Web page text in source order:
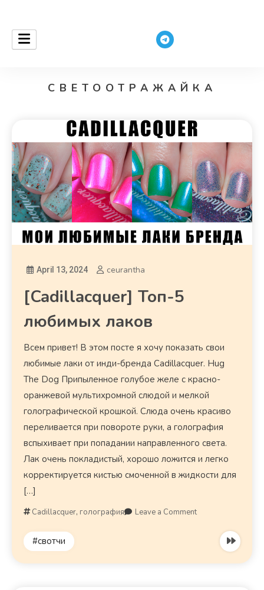
ceurantha
СВЕТООТРАЖАЙКА
April 13, 2024 ceurantha
[Cadillacquer] Топ-5
любимых лаков
Всем привет! В этом посте я хочу показать свои
любимые лаки от инди-бренда Cadillacquer. Hug
The Dog Припыленное голубое желе с красно-
оранжевой мультихромной слюдой и мелкой
голографической крошкой. Слюда очень красиво
переливается при повороте руки, а голография
вспыхивает при попадании направленного света.
Лак очень покладистый, хорошо ложится и легко
корректируется кистью смоченной в жидкости для
[…]
Cadillacquer, голография Leave a Comment
#свотчи